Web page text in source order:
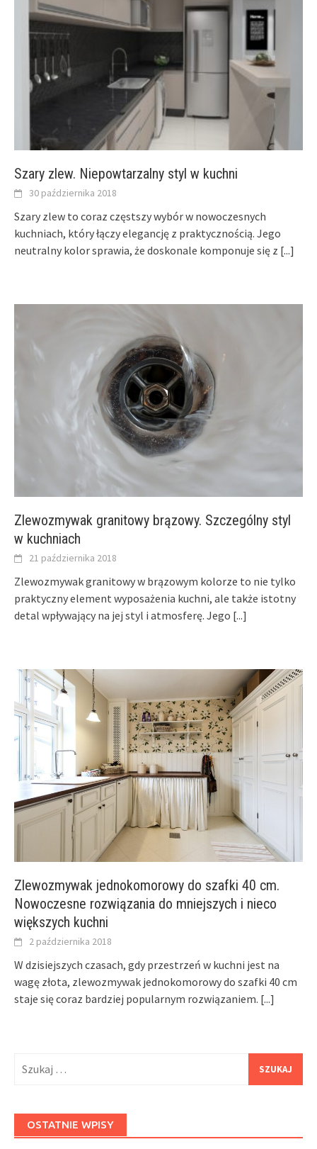
Szary zlew. Niepowtarzalny styl w kuchni
30 października 2018
Szary zlew to coraz częstszy wybór w nowoczesnych
kuchniach, który łączy elegancję z praktycznością. Jego
neutralny kolor sprawia, że doskonale komponuje się z [...]
Zlewozmywak granitowy brązowy. Szczególny styl
w kuchniach
21 października 2018
Zlewozmywak granitowy w brązowym kolorze to nie tylko
praktyczny element wyposażenia kuchni, ale także istotny
detal wpływający na jej styl i atmosferę. Jego [...]
Zlewozmywak jednokomorowy do szafki 40 cm.
Nowoczesne rozwiązania do mniejszych i nieco
większych kuchni
2 października 2018
W dzisiejszych czasach, gdy przestrzeń w kuchni jest na
wagę złota, zlewozmywak jednokomorowy do szafki 40 cm
staje się coraz bardziej popularnym rozwiązaniem. [...]
OSTATNIE WPISY